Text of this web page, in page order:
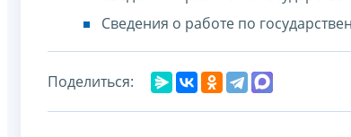
Сведения о работе по
Поделиться: